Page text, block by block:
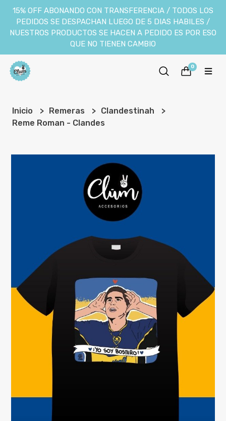
15% OFF ABONANDO CON TRANSFERENCIA / TODOS LOS
PEDIDOS SE DESPACHAN LUEGO DE 5 DIAS HABILES /
NUESTROS PRODUCTOS SE HACEN A PEDIDO ES POR ESO
QUE NO TIENEN CAMBIO
0
Inicio Remeras
Clandestinah
Reme Roman - Clandes